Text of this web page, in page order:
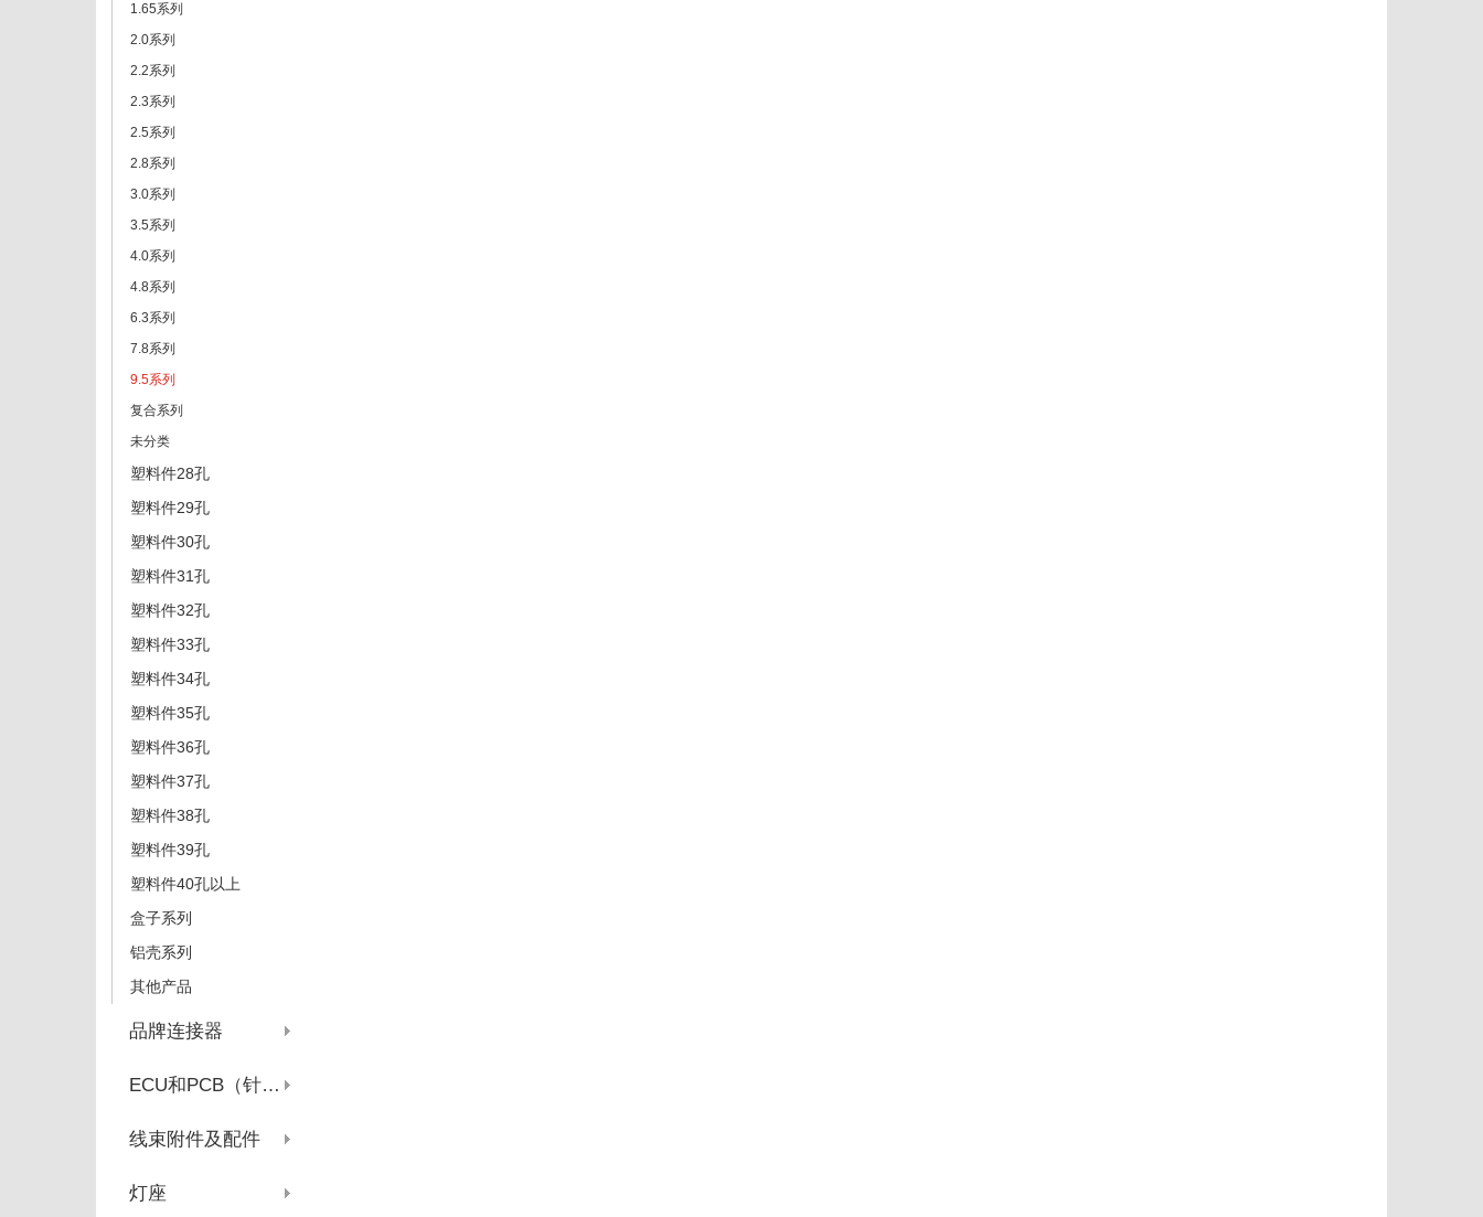
1.65系列
2.0系列
2.2系列
2.3系列
2.5系列
2.8系列
3.0系列
3.5系列
4.0系列
4.8系列
6.3系列
7.8系列
9.5系列
复合系列
未分类
塑料件28孔
塑料件29孔
塑料件30孔
塑料件31孔
塑料件32孔
塑料件33孔
塑料件34孔
塑料件35孔
塑料件36孔
塑料件37孔
塑料件38孔
塑料件39孔
塑料件40孔以上
盒子系列
铝壳系列
其他产品
品牌连接器
ECU和PCB（针座系列）
线束附件及配件
灯座